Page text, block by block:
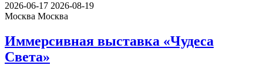
2026-06-17 2026-08-19
Москва Москва
Иммерсивная выставка «Чудеса
Света»